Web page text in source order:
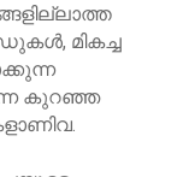
മികച്ച
കുറഞ്ഞ